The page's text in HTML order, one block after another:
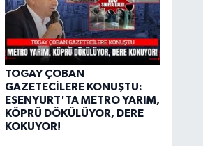
TOGAY ÇOBAN
GAZETECİLERE KONUŞTU:
ESENYURT'TA METRO YARIM,
KÖPRÜ DÖKÜLÜYOR, DERE
KOKUYOR!